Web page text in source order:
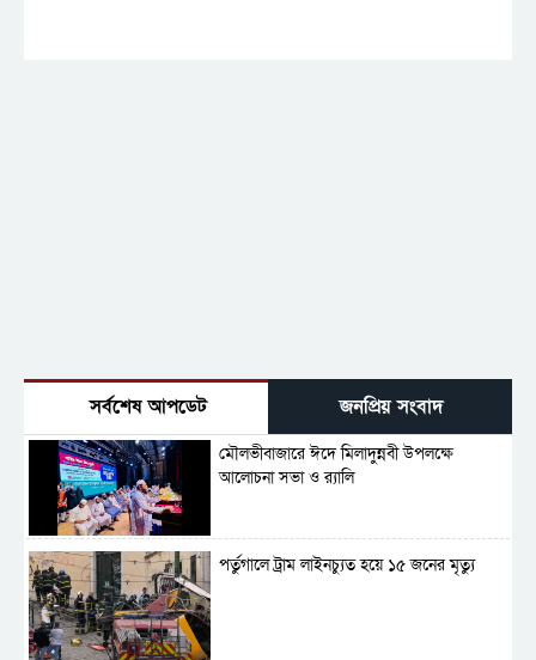
সর্বশেষ আপডেট জনপ্রিয় সংবাদ
মৌলভীবাজারে ঈদে মিলাদুন্নবী উপলক্ষে
আলোচনা সভা ও র‍্যালি
পর্তুগালে ট্রাম লাইনচ্যুত হয়ে ১৫ জনের মৃত্যু